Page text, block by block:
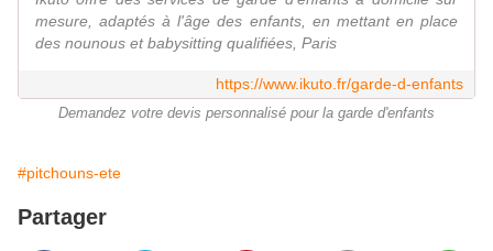
mesure, adaptés à l'âge des enfants, en mettant en place
des nounous et babysitting qualifiées, Paris
https://www.ikuto.fr/garde-d-enfants
Demandez votre devis personnalisé pour la garde d'enfants
#pitchouns-ete
Partager